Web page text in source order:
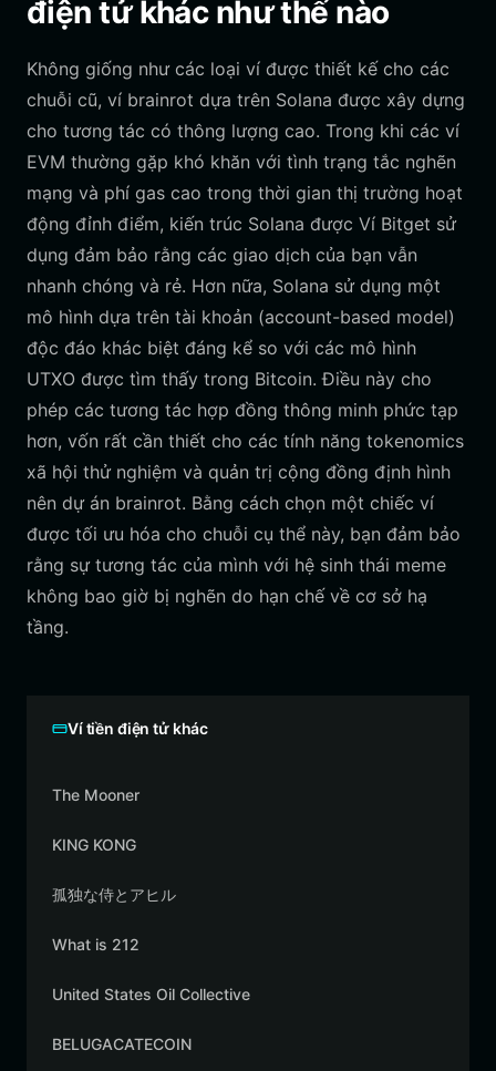
điện tử khác như thế nào
Không giống như các loại ví được thiết kế cho các
chuỗi cũ, ví brainrot dựa trên Solana được xây dựng
cho tương tác có thông lượng cao. Trong khi các ví
EVM thường gặp khó khăn với tình trạng tắc nghẽn
mạng và phí gas cao trong thời gian thị trường hoạt
động đỉnh điểm, kiến trúc Solana được Ví Bitget sử
dụng đảm bảo rằng các giao dịch của bạn vẫn
nhanh chóng và rẻ. Hơn nữa, Solana sử dụng một
mô hình dựa trên tài khoản (account-based model)
độc đáo khác biệt đáng kể so với các mô hình
UTXO được tìm thấy trong Bitcoin. Điều này cho
phép các tương tác hợp đồng thông minh phức tạp
hơn, vốn rất cần thiết cho các tính năng tokenomics
xã hội thử nghiệm và quản trị cộng đồng định hình
nên dự án brainrot. Bằng cách chọn một chiếc ví
được tối ưu hóa cho chuỗi cụ thể này, bạn đảm bảo
rằng sự tương tác của mình với hệ sinh thái meme
không bao giờ bị nghẽn do hạn chế về cơ sở hạ
tầng.
Ví tiền điện tử khác
The Mooner
KING KONG
孤独な侍とアヒル
What is 212
United States Oil Collective
BELUGACATECOIN